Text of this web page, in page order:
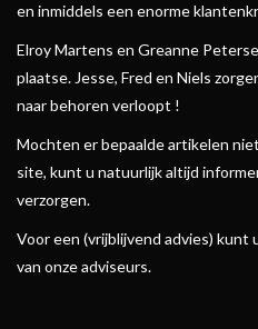
en inmiddels een enorme
Elroy Martens en Greanne
plaatse. Jesse, Fred en Niels
naar behoren verloopt !
Mochten er bepaalde artikelen
site, kunt u natuurlijk altijd
verzorgen.
Voor een (vrijblijvend advies) kunt
van onze adviseurs.